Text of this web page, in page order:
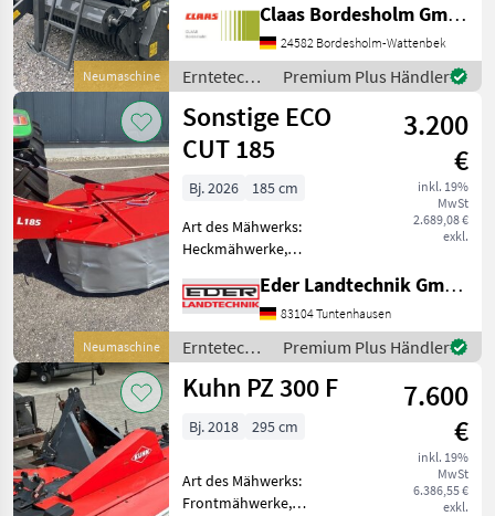
Neumaschine
mit
Presskammerdurchmesser
1, 25 m Presskammerbreite
1, 20 m / in
Serienausrüstung: Pickup:
Aufnahmebreite
Claas Bordesholm GmbH
24582 Bordesholm-Wattenbek
Erntetechnik
Grünland /
Claas
Premium Plus Händler
Neumaschine
Sonstige ECO
CUT 185
3.200
€
inkl. 19%
MwSt
2.689,08 €
exkl.
Bj. 2026
185 cm
Art des Mähwerks:
Heckmähwerke,
Rückschwenkung: mech.
Rückschwenkung,
Schnitthöhenverstellung
mechanische
Anfahrsicherung mit
hydraulischer Aushebun
Eder Landtechnik GmbH
83104 Tuntenhausen
Erntetechnik
Grünland /
Sonstige
Premium Plus Händler
Kuhn PZ 300 F
7.600
€
inkl. 19%
MwSt
6.386,55 €
exkl.
Bj. 2018 295 cm
Art des Mähwerks:
Frontmähwerke,